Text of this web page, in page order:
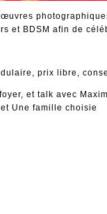
et BDSM afin de
prix libre,
et talk avec
Une famille choisie